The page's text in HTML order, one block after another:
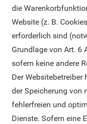
die
Website (z. B.
erforderlich sind
Grundlage von Art. 6
sofern keine andere
Der Websitebetreiber
der Speicherung von
fehlerfreien und
Dienste. Sofern eine